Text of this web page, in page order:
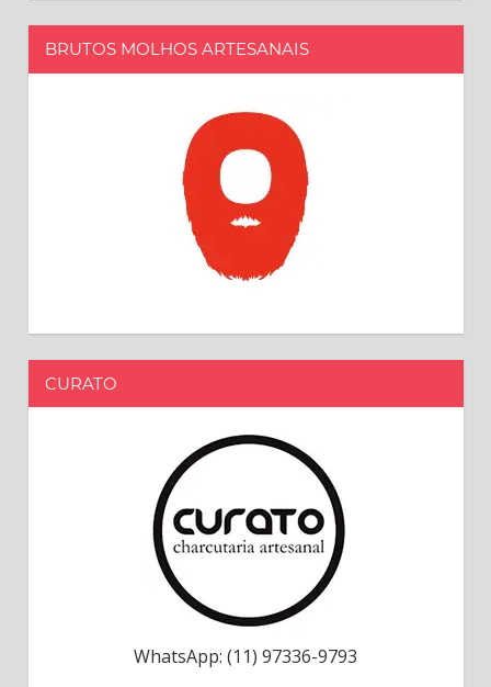
BRUTOS MOLHOS ARTESANAIS
CURATO
WhatsApp: (11) 97336-9793